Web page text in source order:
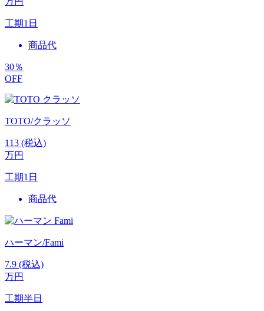
工期1日
商品代
30％
OFF
TOTO/クラッソ
113 (税込)
万円
工期1日
商品代
ハーマン/Fami
7.9 (税込)
万円
工期半日